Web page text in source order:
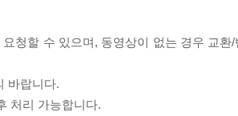
청할 수 있으며, 동영상이 없는 경우 교환
바랍니다.
처리 가능합니다.